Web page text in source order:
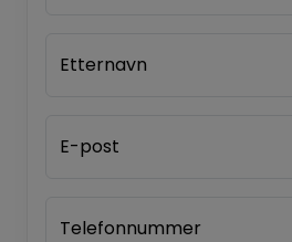
Etternavn
E-post
Telefonnummer